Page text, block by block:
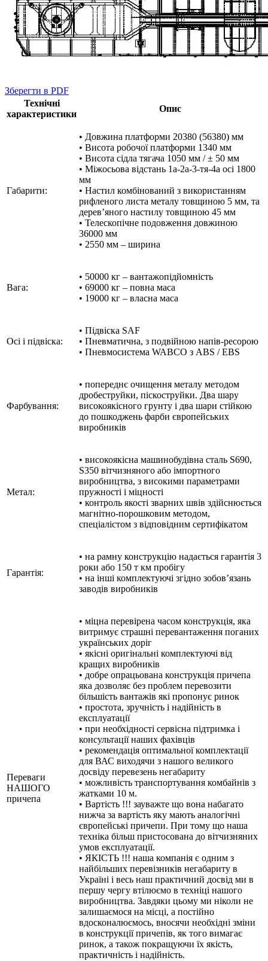
Зберегти в PDF
Технічні
характеристики
Опис
Габарити:
• Довжина платформи 20380 (56380) мм
• Висота робочої платформи 1340 мм
• Висота сідла тягача 1050 мм / ± 50 мм
• Міжосьова відстань 1а-2а-3-тя-4а осі 1800
мм
• Настил комбінований з використанням
рифленого листа металу товщиною 5 мм, та
дерев’яного настилу товщиною 45 мм
• Телескопічне подовження довжиною
36000 мм
• 2550 мм – ширина
Вага:
• 50000 кг – вантажопідйомність
• 69000 кг – повна маса
• 19000 кг – власна маса
Осі і підвіска:
• Підвіска SAF
• Пневматична, з подвійною напів-ресорою
• Пневмосистема WABCO з ABS / EBS
Фарбування:
• попереднє очищення металу методом
дробеструйки, піскоструйки. Два шару
високоякісного грунту і два шари стійкою
до пошкоджень фарби європейських
виробників
Метал:
• високоякісна машинобудівна сталь S690,
S350 вітчизняного або імпортного
виробництва, з високими параметрами
пружності і міцності
• контроль якості зварних швів здійснюється
магнітно-порошковим методом,
спеціалістом з відповідним сертифікатом
Гарантія:
• на рамну конструкцію надається гарантія 3
роки або 150 т км пробігу
• на інші комплектуючі згідно зобов’язань
заводів виробників
Переваги
НАШОГО
причепа
• міцна перевірена часом конструкція, яка
витримує страшні перевантаження поганих
українських доріг
• якісні оригінальні комплектуючі від
кращих виробників
• добре опрацьована конструкція причепа
яка дозволяє без проблем перевозити
більшість вантажів які пропонує ринок
• простота, зручність і надійність в
експлуатації
• при необхідності сервісна підтримка і
консультації наших фахівців
• рекомендація оптимальної комплектації
для ВАС виходячи з нашого великого
досвіду перевезень негабариту
• можливість транспортування комбайнів з
жатками 10 м.
• Вартість !!! зауважте що вона набагато
нижча за вартість яку мають аналогічні
європейські причепи. При тому що наша
техніка більш пристосована до вітчизняних
умов експлуатації.
• ЯКІСТЬ !!! наша компанія є одним з
найбільших перевізників негабариту в
Україні і весь наш практичний досвід ми в
першу чергу втілюємо в техніці нашого
виробництва. Завдяки цьому ми ніколи не
залишаємося на місці, а постійно
вдосконалюємось, вносячи необхідні зміни
в конструкції причепів, як того вимагає
ринок, а також покращуючи їх якість,
практичність і надійність.